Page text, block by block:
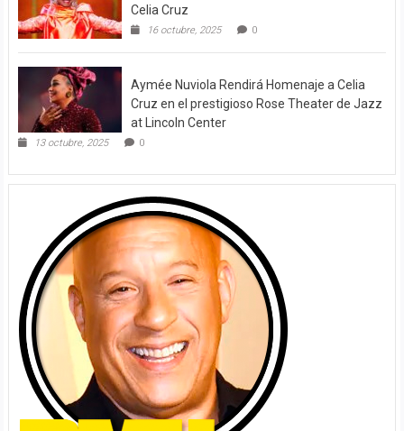
Celia Cruz
16 octubre, 2025 0
Aymée Nuviola Rendirá Homenaje a Celia
Cruz en el prestigioso Rose Theater de Jazz
at Lincoln Center
13 octubre, 2025 0